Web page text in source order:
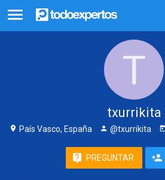
txurrikita
País Vasco, España @txurrikita
PREGUNTAR